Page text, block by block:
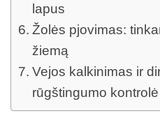
lapus
Žolės pjovimas:
žiemą
Vejos kalkinimas ir
rūgštingumo kontrolė